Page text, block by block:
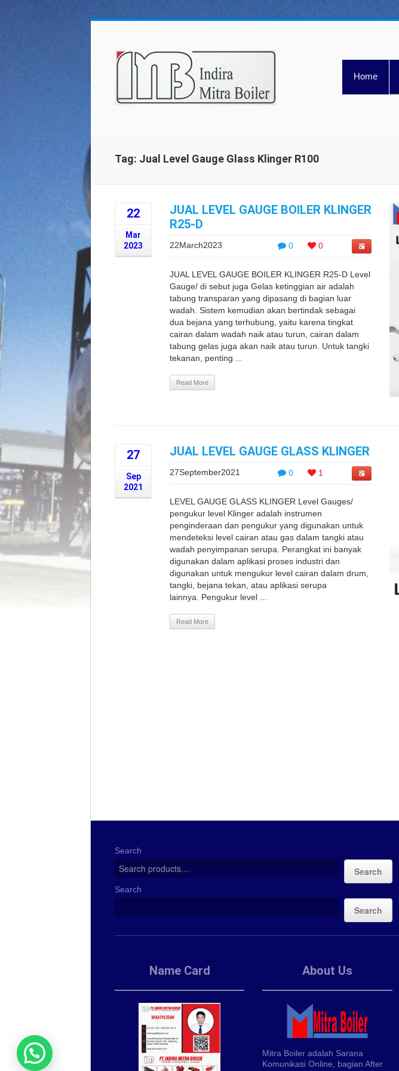
Home
Tag: Jual Level Gauge Glass Klinger R100
22
Mar
2023
JUAL LEVEL GAUGE BOILER KLINGER
R25-D
0 0
22March2023
JUAL LEVEL GAUGE BOILER KLINGER R25-D Level
Gauge/ di sebut juga Gelas ketinggian air adalah
tabung transparan yang dipasang di bagian luar
wadah. Sistem kemudian akan bertindak sebagai
dua bejana yang terhubung, yaitu karena tingkat
cairan dalam wadah naik atau turun, cairan dalam
tabung gelas juga akan naik atau turun. Untuk tangki
tekanan, penting ...
Read More
27
Sep
2021
JUAL LEVEL GAUGE GLASS KLINGER
0 1
27September2021
LEVEL GAUGE GLASS KLINGER Level Gauges/
pengukur level Klinger adalah instrumen
penginderaan dan pengukur yang digunakan untuk
mendeteksi level cairan atau gas dalam tangki atau
wadah penyimpanan serupa. Perangkat ini banyak
digunakan dalam aplikasi proses industri dan
digunakan untuk mengukur level cairan dalam drum,
tangki, bejana tekan, atau aplikasi serupa
lainnya. Pengukur level ...
Read More
Search
Search
Search
Search
Name Card About Us
Mitra Boiler adalah Sarana
Komunikasi Online, bagian After